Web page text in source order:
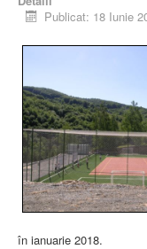
Publicat: 18 Iunie
în ianuarie 2018.